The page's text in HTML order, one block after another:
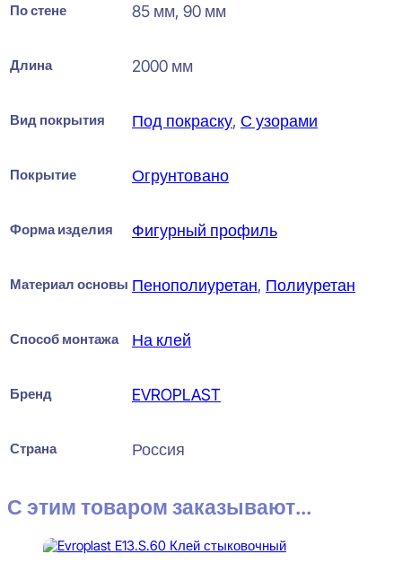
По стене 85 мм, 90 мм
Длина 2000 мм
Вид покрытия Под покраску, С узорами
Покрытие Огрунтовано
Форма изделия Фигурный профиль
Материал основы Пенополиуретан, Полиуретан
Способ монтажа На клей
Бренд EVROPLAST
Страна Россия
С этим товаром заказывают...